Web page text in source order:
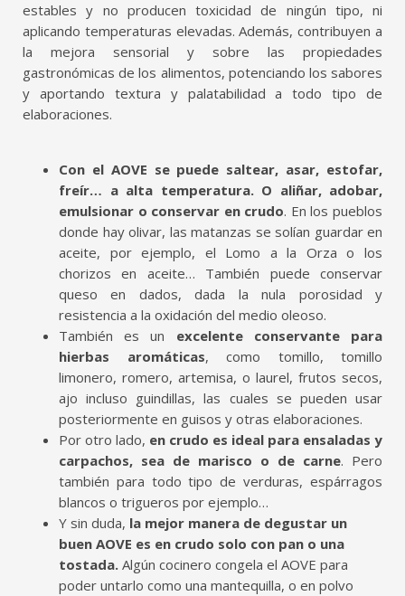
estables y no producen toxicidad de ningún tipo, ni
aplicando temperaturas elevadas. Además, contribuyen a
la mejora sensorial y sobre las propiedades
gastronómicas de los alimentos, potenciando los sabores
y aportando textura y palatabilidad a todo tipo de
elaboraciones.
Con el AOVE se puede saltear, asar, estofar,
freír… a alta temperatura. O aliñar, adobar,
emulsionar o conservar en crudo. En los pueblos
donde hay olivar, las matanzas se solían guardar en
aceite, por ejemplo, el Lomo a la Orza o los
chorizos en aceite… También puede conservar
queso en dados, dada la nula porosidad y
resistencia a la oxidación del medio oleoso.
También es un excelente conservante para
hierbas aromáticas, como tomillo, tomillo
limonero, romero, artemisa, o laurel, frutos secos,
ajo incluso guindillas, las cuales se pueden usar
posteriormente en guisos y otras elaboraciones.
Por otro lado, en crudo es ideal para ensaladas y
carpachos, sea de marisco o de carne. Pero
también para todo tipo de verduras, espárragos
blancos o trigueros por ejemplo…
Y sin duda, la mejor manera de degustar un
buen AOVE es en crudo solo con pan o una
tostada. Algún cocinero congela el AOVE para
poder untarlo como una mantequilla, o en polvo